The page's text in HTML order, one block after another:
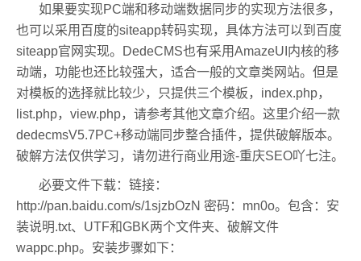
如果要实现PC端和移动端数据同步的实现方法很多，
也可以采用百度的siteapp转码实现，具体方法可以到百度
siteapp官网实现。DedeCMS也有采用AmazeUI内核的移
动端，功能也还比较强大，适合一般的文章类网站。但是
对模板的选择就比较少，只提供三个模板，index.php，
list.php，view.php，请参考其他文章介绍。这里介绍一款
dedecmsV5.7PC+移动端同步整合插件，提供破解版本。
破解方法仅供学习，请勿进行商业用途-重庆SEO吖七注。
必要文件下载：链接：
http://pan.baidu.com/s/1sjzbOzN 密码：mn0o。包含：安
装说明.txt、UTF和GBK两个文件夹、破解文件
wappc.php。安装步骤如下：